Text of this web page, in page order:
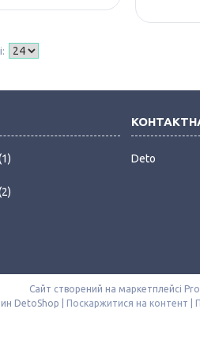
1
2
Deto
Сайт створений на маркетплейсі
Поскаржитися на контент